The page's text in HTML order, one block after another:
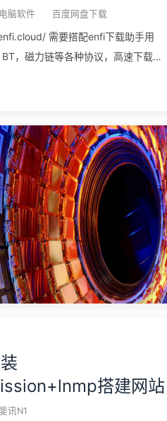
电脑软件 百度网盘下载
enfi下载助手用
，磁力链等各种协议，高速下载让
一积分可以加速1M的下载，加速测
还是不错的。具体收益大小还和上传
是65.98Mbps，那么预计一天的收
2.9元，1元=10000积分），挂机一
使用一个月了。 教程参考
百度网盘不限速下载器 BND
搭建的，个人下载500M以下使用。
会限速到200K左右，大文件下载不
要暂停或者停止，可能会导致后面不
搭建网站
讯N1